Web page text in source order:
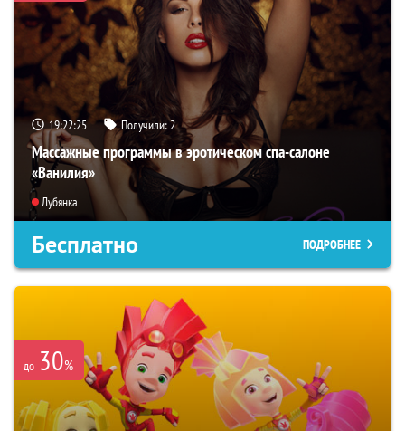
19:22:24 Получили:2
Массажные программы в эротическом спа-салоне
«Ванилия»
Лубянка
Бесплатно ПОДРОБНЕЕ
до 30%